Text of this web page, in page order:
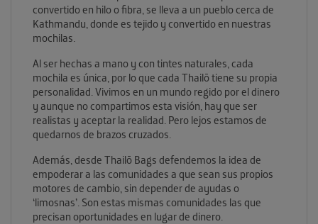
convertido en hilo o fibra, se lleva a un pueblo cerca de
Kathmandu, donde es tejido y convertido en nuestras
mochilas.
Al ser hechas a mano y con tintes naturales, cada
mochila es única, por lo que cada Thailō tiene su propia
personalidad.Vivimos en un mundo regido por el dinero
y aunque no compartimos esta visión, hay que ser
realistas y aceptar la realidad. Pero lejos estamos de
quedarnos de brazos cruzados.
Además, desde Thailō Bags defendemos la idea de
empoderar a las comunidades a que sean sus propios
motores de cambio, sin depender de ayudas o
‘limosnas’. Son estas mismas comunidades las que
precisan oportunidades en lugar de dinero.